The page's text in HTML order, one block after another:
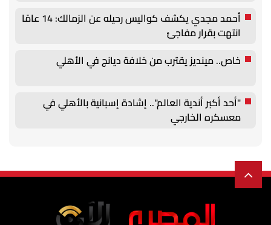
أحمد مجدي يكشف كواليس رحيله عن الزمالك: 14 عامًا
انتهت بقرار مفاجئ
خاص.. مينديز يقترب من خلافة ديانج في الأهلي
"أحد أكبر أندية العالم".. إشادة إسبانية بالأهلي في
معسكره الخارجي